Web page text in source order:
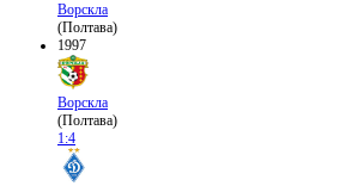
Ворскла
(Полтава)
1997
Ворскла
(Полтава)
1:4